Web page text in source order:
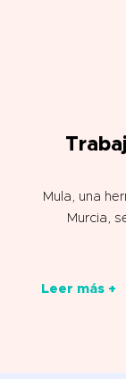
Mula, una
Murcia,
Leer más +